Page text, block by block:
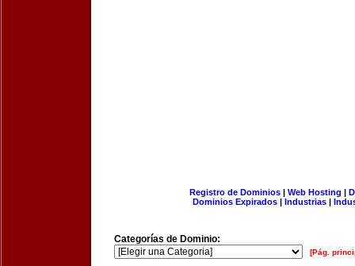
Registro de Dominios| Web Hosting |
Dominios Expirados | Industrias |
Categorías de Dominio:
[Pág.